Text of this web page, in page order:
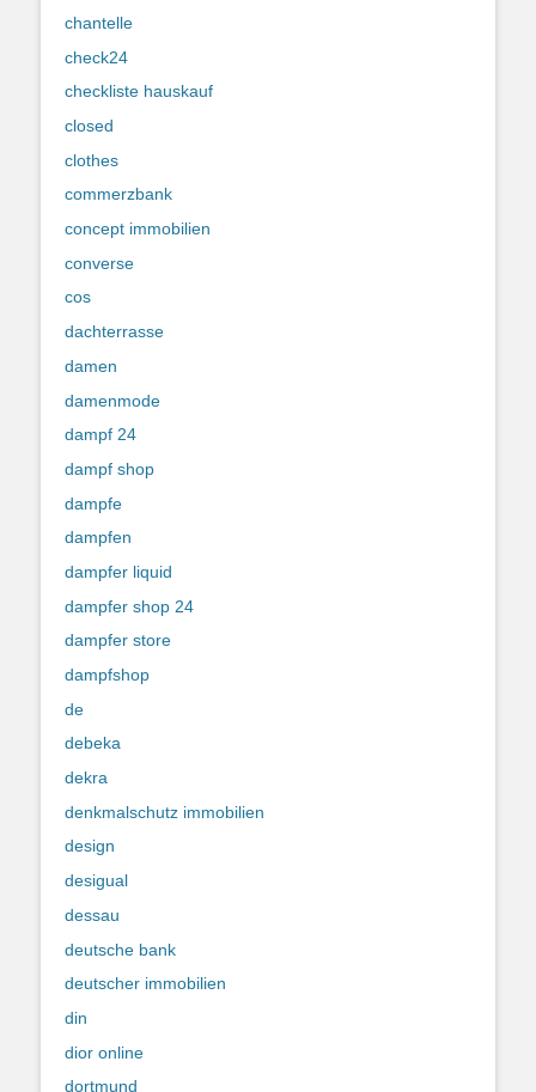
chantelle
check24
checkliste hauskauf
closed
clothes
commerzbank
concept immobilien
converse
cos
dachterrasse
damen
damenmode
dampf 24
dampf shop
dampfe
dampfen
dampfer liquid
dampfer shop 24
dampfer store
dampfshop
de
debeka
dekra
denkmalschutz immobilien
design
desigual
dessau
deutsche bank
deutscher immobilien
din
dior online
dortmund